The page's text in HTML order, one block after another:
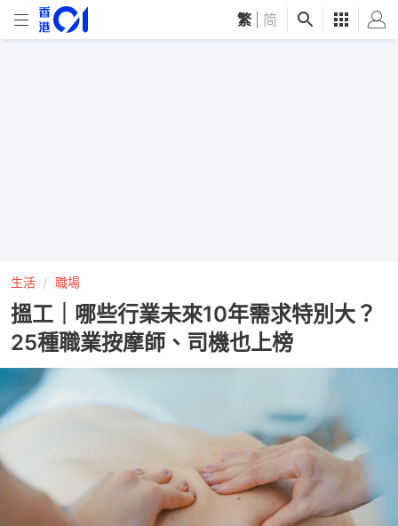
繁 简
生活 職場
搵工｜哪些行業未來10年需求特別大？
25種職業按摩師、司機也上榜